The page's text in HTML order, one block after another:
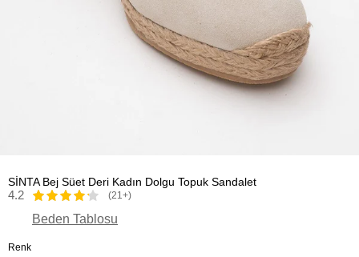
SİNTA Bej Süet Deri Kadın Dolgu Topuk Sandalet
4.2 (21+)
Beden Tablosu
Renk